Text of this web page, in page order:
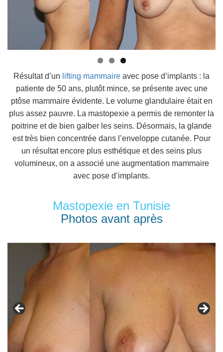
Résultat d’un lifting mammaire avec pose d’implants : la
patiente de 50 ans, plutôt mince, se présente avec une
ptôse mammaire évidente. Le volume glandulaire était en
plus assez pauvre. La mastopexie a permis de remonter la
poitrine et de bien galber les seins. Désormais, la glande
est très bien concentrée dans l’enveloppe cutanée. Pour
un résultat encore plus esthétique et des seins plus
volumineux, on a associé une augmentation mammaire
avec pose d’implants.
Mastopexie en Tunisie
Photos avant après